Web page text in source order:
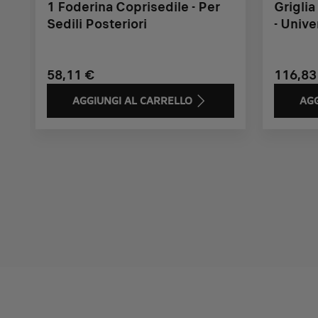
1 Foderina Coprisedile - Per
Sedili Posteriori
58,11 €
AGGIUNGI AL CARRELLO
-